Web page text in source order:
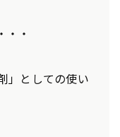
・・
」としての使い